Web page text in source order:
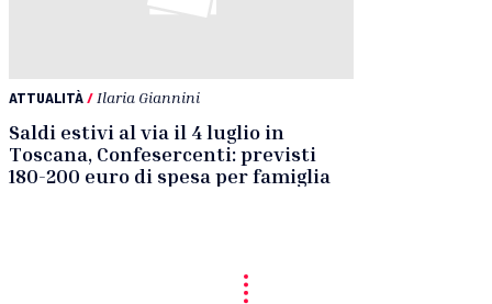
ATTUALITÀ/ Ilaria Giannini
Saldi estivi al via il 4 luglio in
Toscana, Confesercenti: previsti
180-200 euro di spesa per famiglia